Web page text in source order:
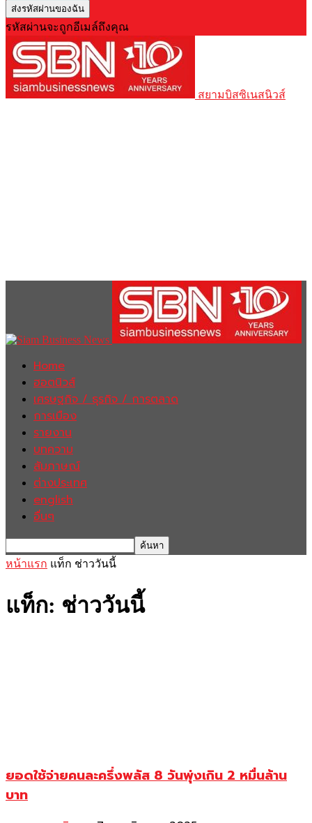
รหัสผ่านจะถูกอีเมล์ถึงคุณ
สยามบิสซิเนสนิวส์
Home
ฮอตนิวส์
เศรษฐกิจ / ธุรกิจ / การตลาด
การเมือง
รายงาน
บทความ
สัมภาษณ์
ต่างประเทศ
english
อื่นๆ
หน้าแรก แท็ก ช่าววันนี้
แท็ก: ช่าววันนี้
ยอดใช้จ่ายคนละครึ่งพลัส 8 วันพุ่งเกิน 2 หมื่นล้าน
บาท